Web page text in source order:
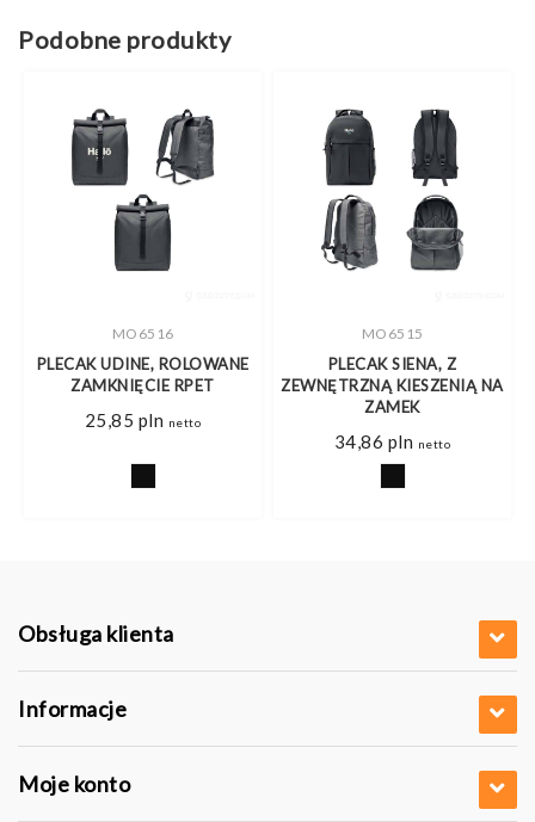
Podobne produkty
MO6516
PLECAK UDINE, ROLOWANE
ZAMKNIĘCIE RPET
25,85 pln netto
MO6515
PLECAK SIENA, Z
ZEWNĘTRZNĄ KIESZENIĄ NA
ZAMEK
34,86 pln netto
Obsługa klienta
Informacje
Moje konto